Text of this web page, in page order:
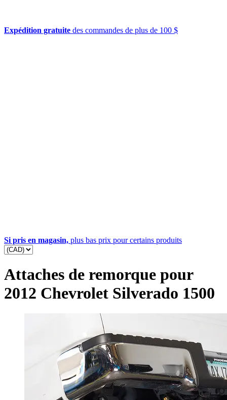
Expédition gratuite des commandes de plus de 100 $
Si pris en magasin, plus bas prix pour certains produits
Attaches de remorque pour
2012 Chevrolet Silverado 1500